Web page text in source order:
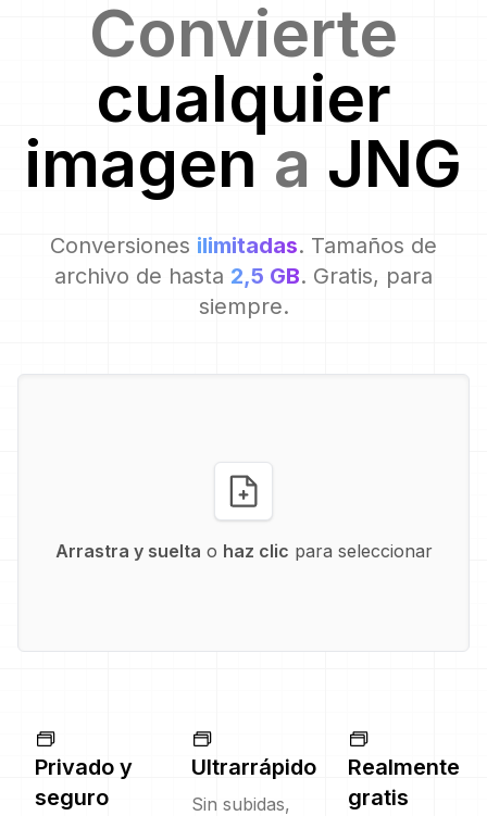
Convierte
cualquier
imagen a JNG
Conversiones ilimitadas. Tamaños de
archivo de hasta 2,5 GB. Gratis, para
siempre.
Arrastra y suelta o haz clic para seleccionar
Privado y
seguro
Ultrarrápido
Sin subidas,
Realmente
gratis